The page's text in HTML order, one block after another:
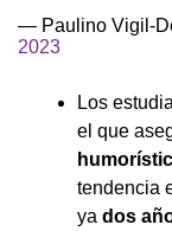
— Paulino Vigil-
2023
Los
el que
tendencia
ya dos